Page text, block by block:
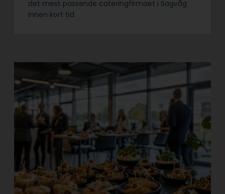
det mest passende cateringfirmaet i Sagvåg
innen kort tid.